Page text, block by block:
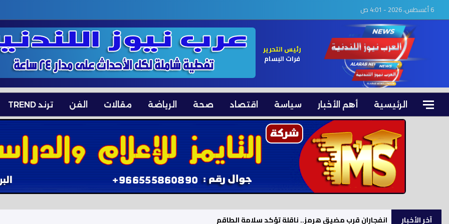
6 أغسطس، 2026 - 4:01 ص
رئيس التحرير
فرات البسام
الرئيسية أهم الأخبار سياسة اقتصاد صحة الرياضة مقالات الفن ترند TREND
آخر الأخبار انفجاران قرب مضيق هرمز.. ناقلة تؤكد سلامة الطاقم